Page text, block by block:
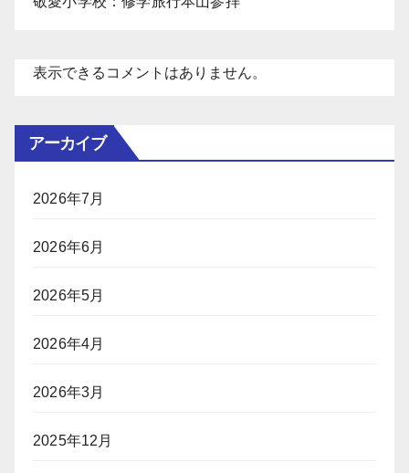
表示できるコメントはありません。
アーカイブ
2026年7月
2026年6月
2026年5月
2026年4月
2026年3月
2025年12月